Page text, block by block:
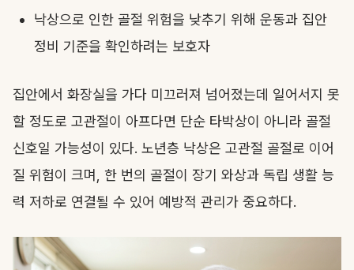
낙상으로 인한 골절 위험을 낮추기 위해 운동과 집안
정비 기준을 확인하려는 보호자
집안에서 화장실을 가다 미끄러져 넘어졌는데 일어서지 못
할 정도로 고관절이 아프다면 단순 타박상이 아니라 골절
신호일 가능성이 있다. 노년층 낙상은 고관절 골절로 이어
질 위험이 크며, 한 번의 골절이 장기 와상과 독립 생활 능
력 저하로 연결될 수 있어 예방적 관리가 중요하다.